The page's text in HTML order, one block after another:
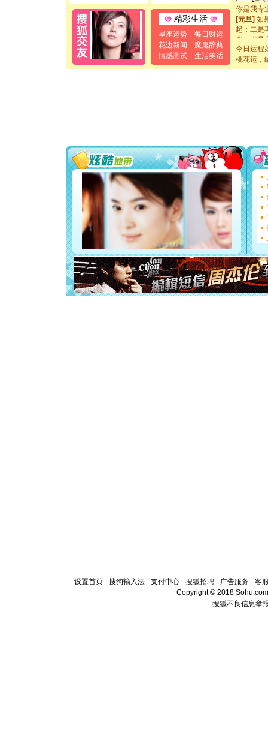
精彩生活
星座运势
每日财运
花边新闻
魔鬼辞典
情感测试
生活笑话
你是我专
[元旦]如
起；二是
离。水晶
[元旦]当
泣，这痛
你太多，
要平安
[圣诞节]
能正大
都要快乐
[圣诞节]
如意,快
[元旦]
看
断电。
你是我
[元旦]
起；二是
离。水晶
[元旦]当
泣，这痛
今日运程
桃花运，
设置首页 - 搜狗输入法 - 支付中心 - 搜狐招聘 - 广告服务 - 客
Copyright © 2018
搜狐不良信息举